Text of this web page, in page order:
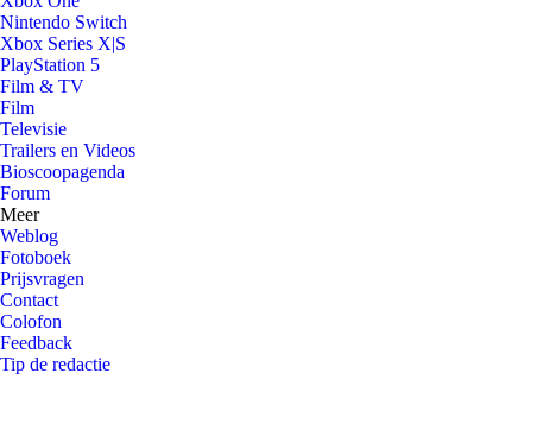
Nintendo Switch
Xbox Series X|S
PlayStation 5
Film & TV
Film
Televisie
Trailers en Videos
Bioscoopagenda
Forum
Meer
Weblog
Fotoboek
Prijsvragen
Contact
Colofon
Feedback
Tip de redactie